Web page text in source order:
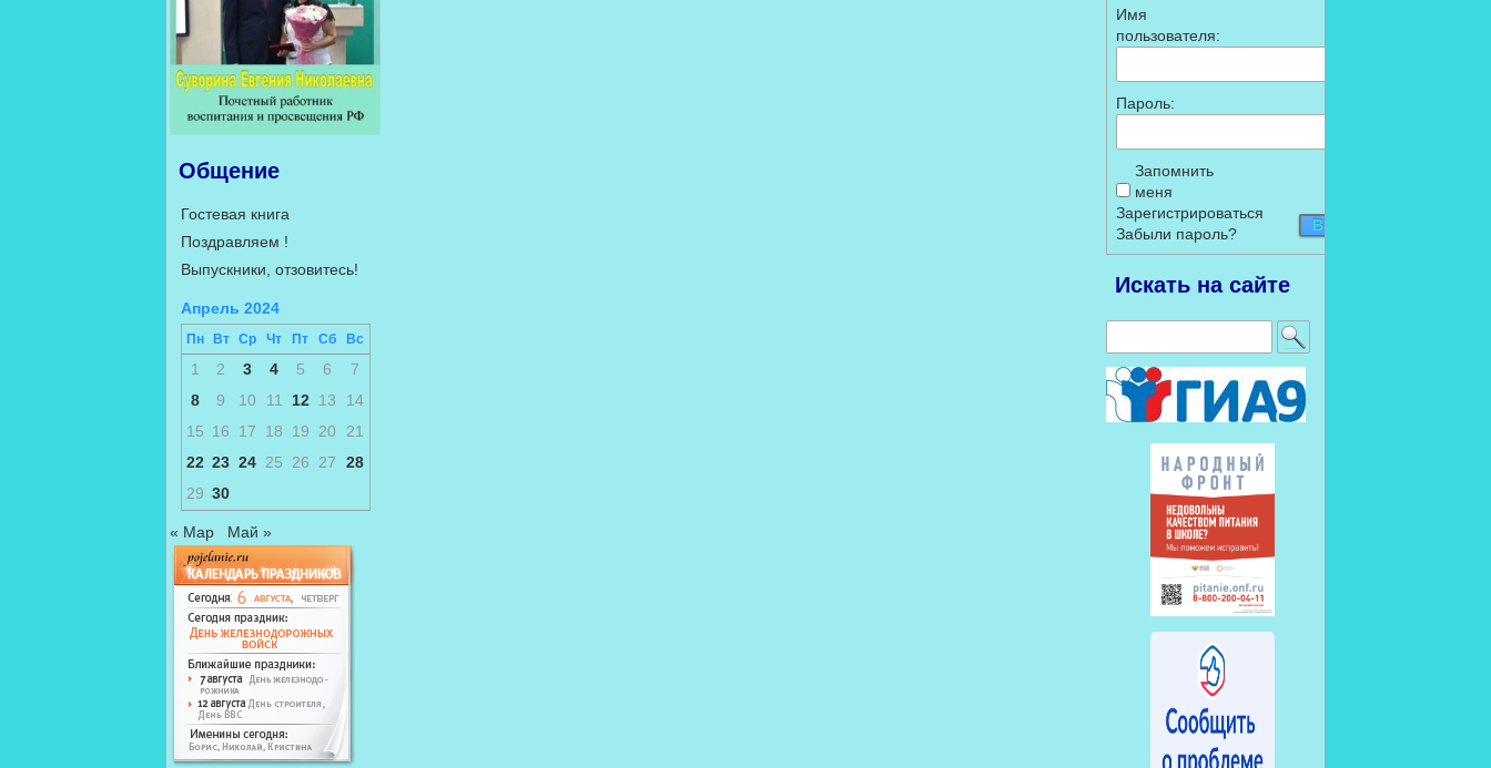
Имя
пользователя:
Пароль:
Запомнить
меня
Войти
Зарегистрироваться
Забыли пароль?
Искать на сайте
Найти:
Общение
Гостевая книга
Поздравляем !
Выпускники, отзовитесь!
Апрель 2024
Пн Вт Ср Чт Пт Сб Вс
1 2 3 4 5 6
7
8
9 10 11 12 13
14
15 16 17 18 19 20
21
22 23 24 25 26 27
28
29 30
« Мар Май »